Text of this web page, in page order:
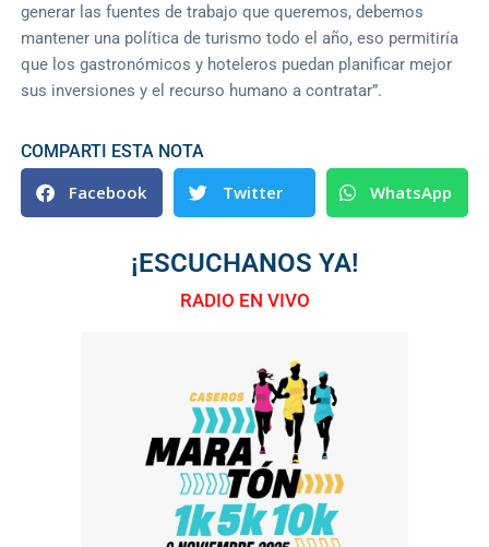
generar las fuentes de trabajo que queremos, debemos
mantener una política de turismo todo el año, eso permitiría
que los gastronómicos y hoteleros puedan planificar mejor
sus inversiones y el recurso humano a contratar”.
COMPARTI ESTA NOTA
Facebook Twitter WhatsApp
¡ESCUCHANOS YA!
RADIO EN VIVO